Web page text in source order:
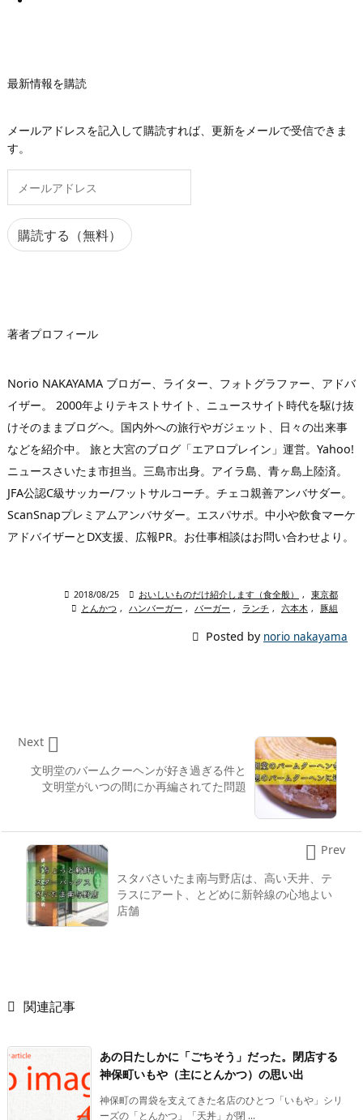
最新情報を購読
メールアドレスを記入して購読すれば、更新をメールで受信できま
す。
ア
ド
購読する（無料）
著者プロフィール
Norio NAKAYAMA ブロガー、ライター、フォトグラファー、アドバ
イザー。 2000年よりテキストサイト、ニュースサイト時代を駆け抜
けそのままブログへ。国内外への旅行やガジェット、日々の出来事
などを紹介中。 旅と大宮のブログ「エアロプレイン」運営。Yahoo!
ニュースさいたま市担当。三島市出身。アイラ島、青ヶ島上陸済。
JFA公認C級サッカー/フットサルコーチ。チェコ親善アンバサダー。
ScanSnapプレミアムアンバサダー。エスパサポ。中小や飲食マーケ
アドバイザーとDX支援、広報PR。お仕事相談はお問い合わせより。
 2018/08/25  おいしいものだけ紹介します（食全般） ,
東京都
 とんかつ , ハンバーガー , バーガー , ランチ , 六本木 , 豚組
 Posted by norio nakayama
文明堂のバームクーヘンが好き過ぎる件と
文明堂がいつの間にか再編されてた問題

Next
スタバさいたま南与野店は、高い天井、テ
ラスにアート、とどめに新幹線の心地よい
店舗
 Prev
 関連記事
あの日たしかに「ごちそう」だった。閉店する
神保町いもや（主にとんかつ）の思い出
神保町の胃袋を支えてきた名店のひとつ「いもや」シリ
ーズの「とんかつ」「天丼」が閉 ...